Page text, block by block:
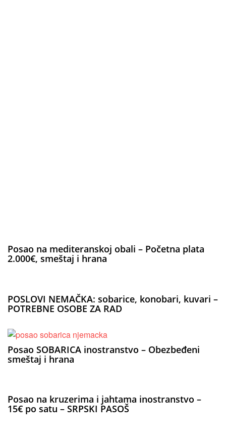
Posao na mediteranskoj obali – Početna plata
2.000€, smeštaj i hrana
POSLOVI NEMAČKA: sobarice, konobari, kuvari –
POTREBNE OSOBE ZA RAD
Posao SOBARICA inostranstvo – Obezbeđeni
smeštaj i hrana
Posao na kruzerima i jahtama inostranstvo –
15€ po satu – SRPSKI PASOŠ